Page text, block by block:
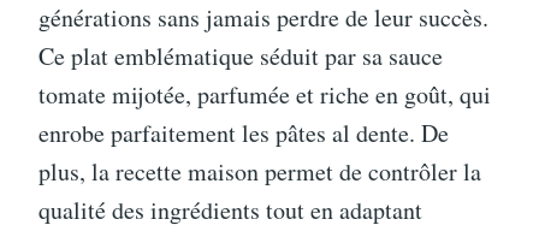
générations sans jamais perdre de leur succès.
Ce plat emblématique séduit par sa sauce
tomate mijotée, parfumée et riche en goût, qui
enrobe parfaitement les pâtes al dente. De
plus, la recette maison permet de contrôler la
qualité des ingrédients tout en adaptant